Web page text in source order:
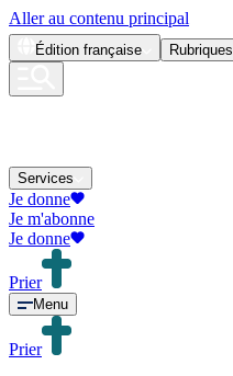
Aller au contenu principal
Édition française Rubriques
Services
Je donne
Je m'abonne
Je donne
Prier
Menu
Prier